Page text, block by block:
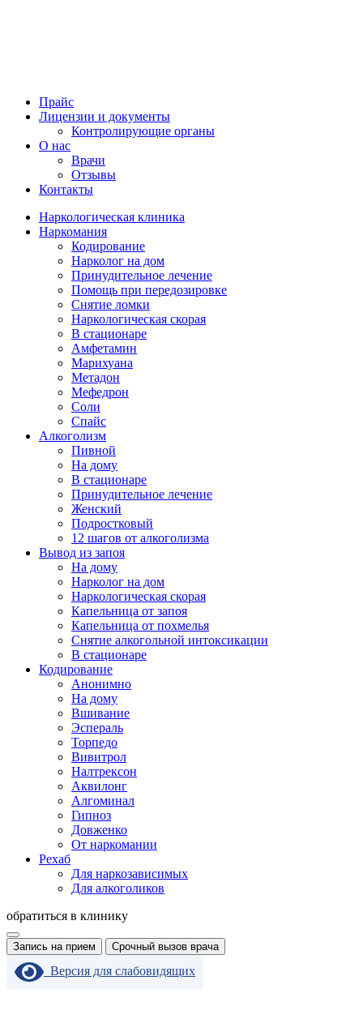
Прайс
Лицензии и документы
Контролирующие органы
О нас
Врачи
Отзывы
Контакты
Наркологическая клиника
Наркомания
Кодирование
Нарколог на дом
Принудительное лечение
Помощь при передозировке
Снятие ломки
Наркологическая скорая
В стационаре
Амфетамин
Марихуана
Метадон
Мефедрон
Соли
Спайс
Алкоголизм
Пивной
На дому
В стационаре
Принудительное лечение
Женский
Подростковый
12 шагов от алкоголизма
Вывод из запоя
На дому
Нарколог на дом
Наркологическая скорая
Капельница от запоя
Капельница от похмелья
Снятие алкогольной интоксикации
В стационаре
Кодирование
Анонимно
На дому
Вшивание
Эспераль
Торпедо
Вивитрол
Налтрексон
Аквилонг
Алгоминал
Гипноз
Довженко
От наркомании
Рехаб
Для наркозависимых
Для алкоголиков
обратиться в клинику
Запись на прием Срочный вызов врача
Версия для слабовидящих